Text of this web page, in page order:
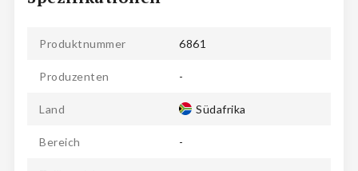
Produktnummer 6861
Produzenten -
Land Südafrika
Bereich -